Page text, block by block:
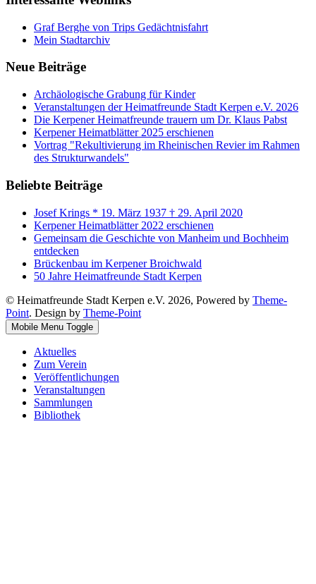
Graf Berghe von Trips Gedächtnisfahrt
Mein Stadtarchiv
Neue Beiträge
Archäologische Grabung für Kinder
Veranstaltungen der Heimatfreunde Stadt Kerpen e.V. 2026
Die Kerpener Heimatfreunde trauern um Dr. Klaus Pabst
Kerpener Heimatblätter 2025 erschienen
Vortrag "Rekultivierung im Rheinischen Revier im Rahmen
des Strukturwandels"
Beliebte Beiträge
Josef Krings * 19. März 1937 † 29. April 2020
Kerpener Heimatblätter 2022 erschienen
Gemeinsam die Geschichte von Manheim und Bochheim
entdecken
Brückenbau im Kerpener Broichwald
50 Jahre Heimatfreunde Stadt Kerpen
© Heimatfreunde Stadt Kerpen e.V. 2026, Powered by Theme-
Point. Design by Theme-Point
Mobile Menu Toggle
Aktuelles
Zum Verein
Veröffentlichungen
Veranstaltungen
Sammlungen
Bibliothek